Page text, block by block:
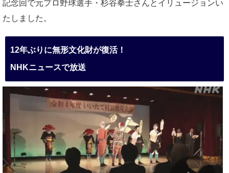
記念回で元プロ野球選手・杉谷拳士さんとイリュージョンい
たしました。
12年ぶりに無形文化財が復活！
NHKニュースで放送